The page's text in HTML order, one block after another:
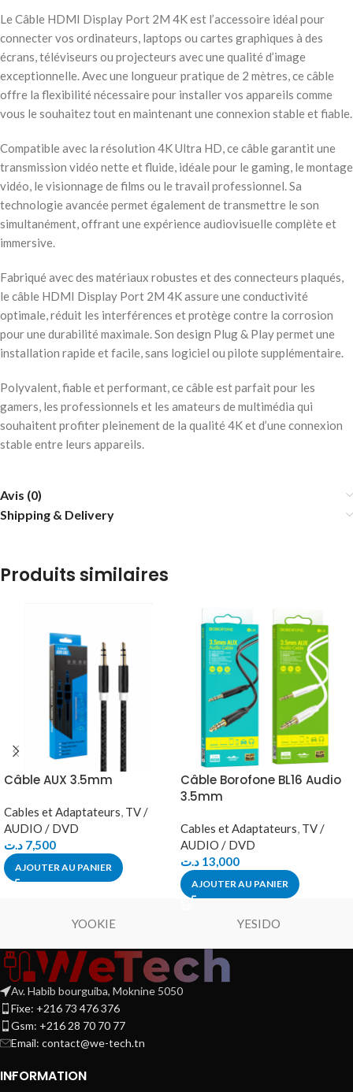
Le Câble HDMI Display Port 2M 4K est l’accessoire idéal pour
connecter vos ordinateurs, laptops ou cartes graphiques à des
écrans, téléviseurs ou projecteurs avec une qualité d’image
exceptionnelle. Avec une longueur pratique de 2 mètres, ce câble
offre la flexibilité nécessaire pour installer vos appareils comme
vous le souhaitez tout en maintenant une connexion stable et fiable.
Compatible avec la résolution 4K Ultra HD, ce câble garantit une
transmission vidéo nette et fluide, idéale pour le gaming, le montage
vidéo, le visionnage de films ou le travail professionnel. Sa
technologie avancée permet également de transmettre le son
simultanément, offrant une expérience audiovisuelle complète et
immersive.
Fabriqué avec des matériaux robustes et des connecteurs plaqués,
le câble HDMI Display Port 2M 4K assure une conductivité
optimale, réduit les interférences et protège contre la corrosion
pour une durabilité maximale. Son design Plug & Play permet une
installation rapide et facile, sans logiciel ou pilote supplémentaire.
Polyvalent, fiable et performant, ce câble est parfait pour les
gamers, les professionnels et les amateurs de multimédia qui
souhaitent profiter pleinement de la qualité 4K et d’une connexion
stable entre leurs appareils.
Avis (0)
Shipping & Delivery
Produits similaires
Câble AUX 3.5mm
Cables et Adaptateurs, TV /
AUDIO / DVD
7,500 د.ت
AJOUTER AU PANIER
Câble Borofone BL16 Audio
3.5mm
Cables et Adaptateurs, TV /
AUDIO / DVD
13,000 د.ت
AJOUTER AU PANIER
YOOKIE YESIDO
Av. Habib bourguiba, Moknine 5050
Fixe: +216 73 476 376
Gsm: +216 28 70 70 77
Email: contact@we-tech.tn
INFORMATION